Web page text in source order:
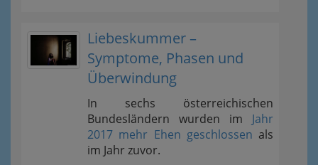
Liebeskummer –
Symptome, Phasen und
Überwindung
In sechs österreichischen
Bundesländern wurden im Jahr
2017 mehr Ehen geschlossen als
im Jahr zuvor.